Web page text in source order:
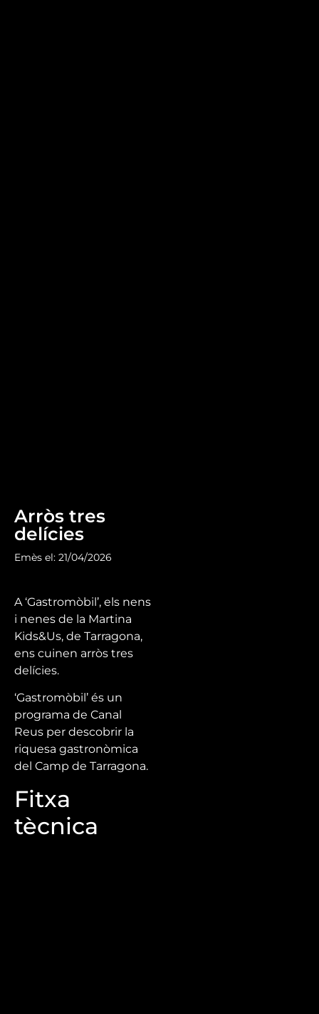
Arròs tres
delícies
Emès el: 21/04/2026
A ‘Gastromòbil’, els nens
i nenes de la Martina
Kids&Us, de Tarragona,
ens cuinen arròs tres
delícies.
‘Gastromòbil’ és un
programa de Canal
Reus per descobrir la
riquesa gastronòmica
del Camp de Tarragona.
Fitxa
tècnica